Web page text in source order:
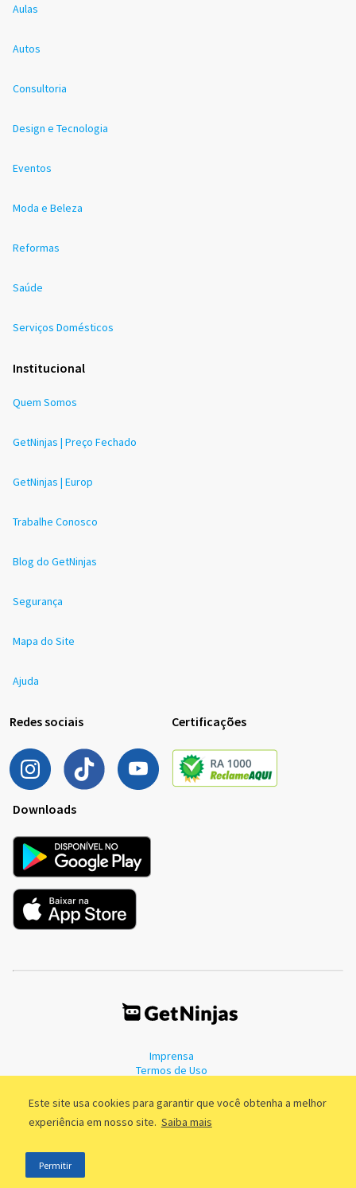
Este site usa cookies para garantir que você obtenha a melhor
experiência em nosso site. Saiba mais
Permitir
Aulas
Autos
Consultoria
Design e Tecnologia
Eventos
Moda e Beleza
Reformas
Saúde
Serviços Domésticos
Institucional
Quem Somos
GetNinjas | Preço Fechado
GetNinjas | Europ
Trabalhe Conosco
Blog do GetNinjas
Segurança
Mapa do Site
Ajuda
Redes sociais Certificações
Downloads
Imprensa
Termos de Uso
©2011 - 2026, GetNinjas LTDA. CNPJ 55.744.877/0001-89 - Rua Dr.
Fernandes Coelho, 85 - 3º andar - São Paulo/SP - Brasil